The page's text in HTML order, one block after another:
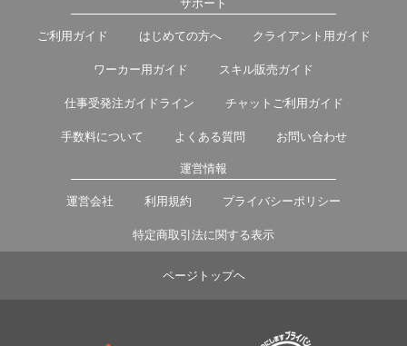
サポート
ご利用ガイド はじめての方へ クライアント用ガイド
ワーカー用ガイド スキル販売ガイド
仕事受発注ガイドライン チャットご利用ガイド
手数料について よくある質問 お問い合わせ
運営情報
運営会社 利用規約 プライバシーポリシー
特定商取引法に関する表示
ページトップヘ